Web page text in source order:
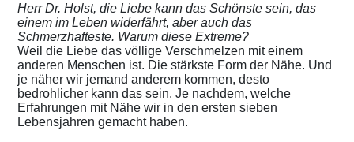
Herr Dr. Holst, die Liebe kann das Schönste sein, das
einem im Leben widerfährt, aber auch das
Schmerzhafteste. Warum diese Extreme?
Weil die Liebe das völlige Verschmelzen mit einem
anderen Menschen ist. Die stärkste Form der Nähe. Und
je näher wir jemand anderem kommen, desto
bedrohlicher kann das sein. Je nachdem, welche
Erfahrungen mit Nähe wir in den ersten sieben
Lebensjahren gemacht haben.